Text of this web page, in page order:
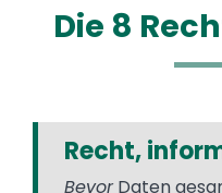
Die 8
Recht,
BevorDaten